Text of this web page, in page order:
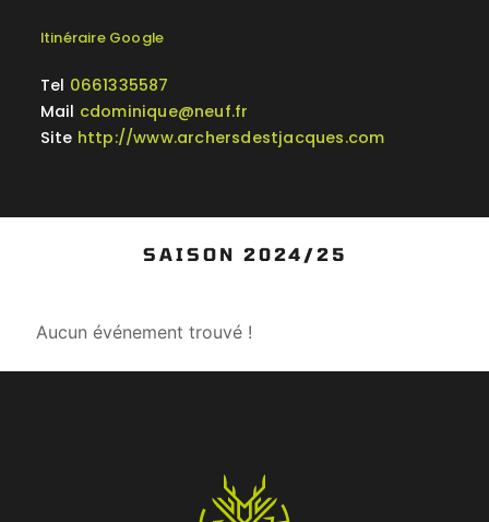
Itinéraire Google
Tel 0661335587
Mail cdominique@neuf.fr
Site http://www.archersdestjacques.com
SAISON 2024/25
Aucun événement trouvé !